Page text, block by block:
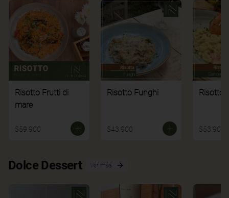
Risotto Frutti di
mare
$59.900
Risotto Funghi
$43.900
Risotto
$53.900
Dolce Dessert Ver más